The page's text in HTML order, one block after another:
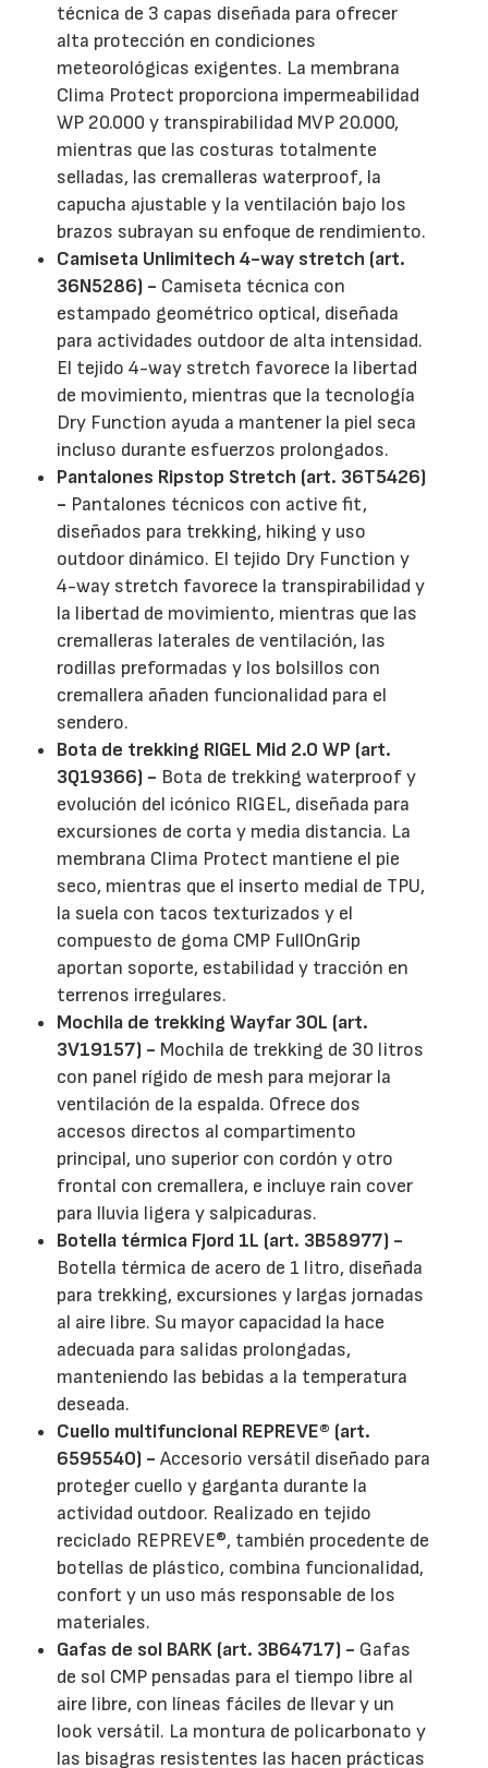
técnica de 3 capas diseñada para ofrecer
alta protección en condiciones
meteorológicas exigentes. La membrana
Clima Protect proporciona impermeabilidad
WP 20.000 y transpirabilidad MVP 20.000,
mientras que las costuras totalmente
selladas, las cremalleras waterproof, la
capucha ajustable y la ventilación bajo los
brazos subrayan su enfoque de rendimiento.
Camiseta Unlimitech 4-way stretch (art.
36N5286) - Camiseta técnica con
estampado geométrico optical, diseñada
para actividades outdoor de alta intensidad.
El tejido 4-way stretch favorece la libertad
de movimiento, mientras que la tecnología
Dry Function ayuda a mantener la piel seca
incluso durante esfuerzos prolongados.
Pantalones Ripstop Stretch (art. 36T5426)
- Pantalones técnicos con active fit,
diseñados para trekking, hiking y uso
outdoor dinámico. El tejido Dry Function y
4-way stretch favorece la transpirabilidad y
la libertad de movimiento, mientras que las
cremalleras laterales de ventilación, las
rodillas preformadas y los bolsillos con
cremallera añaden funcionalidad para el
sendero.
Bota de trekking RIGEL Mid 2.0 WP (art.
3Q19366) - Bota de trekking waterproof y
evolución del icónico RIGEL, diseñada para
excursiones de corta y media distancia. La
membrana Clima Protect mantiene el pie
seco, mientras que el inserto medial de TPU,
la suela con tacos texturizados y el
compuesto de goma CMP FullOnGrip
aportan soporte, estabilidad y tracción en
terrenos irregulares.
Mochila de trekking Wayfar 30L (art.
3V19157) - Mochila de trekking de 30 litros
con panel rígido de mesh para mejorar la
ventilación de la espalda. Ofrece dos
accesos directos al compartimento
principal, uno superior con cordón y otro
frontal con cremallera, e incluye rain cover
para lluvia ligera y salpicaduras.
Botella térmica Fjord 1L (art. 3B58977) -
Botella térmica de acero de 1 litro, diseñada
para trekking, excursiones y largas jornadas
al aire libre. Su mayor capacidad la hace
adecuada para salidas prolongadas,
manteniendo las bebidas a la temperatura
deseada.
Cuello multifuncional REPREVE® (art.
6595540) - Accesorio versátil diseñado para
proteger cuello y garganta durante la
actividad outdoor. Realizado en tejido
reciclado REPREVE®, también procedente de
botellas de plástico, combina funcionalidad,
confort y un uso más responsable de los
materiales.
Gafas de sol BARK (art. 3B64717) - Gafas
de sol CMP pensadas para el tiempo libre al
aire libre, con líneas fáciles de llevar y un
look versátil. La montura de policarbonato y
las bisagras resistentes las hacen prácticas